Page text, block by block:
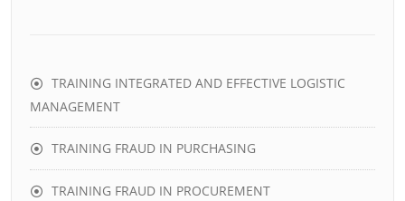
TRAINING INTEGRATED AND EFFECTIVE LOGISTIC
MANAGEMENT
TRAINING FRAUD IN PURCHASING
TRAINING FRAUD IN PROCUREMENT